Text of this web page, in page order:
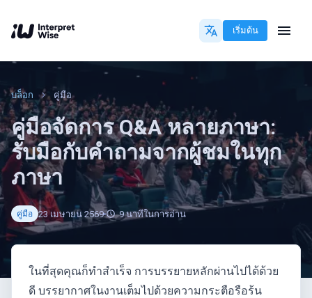
เริ่มต้น
บล็อก คู่มือ
คู่มือจัดการ Q&A หลายภาษา:
รับมือกับคำถามจากผู้ชมในทุก
ภาษา
คู่มือ 23 เมษายน 2569 9 นาทีในการอ่าน
ในที่สุดคุณก็ทำสำเร็จ การบรรยายหลักผ่านไปได้ด้วย
ดี บรรยากาศในงานเต็มไปด้วยความกระตือรือร้น